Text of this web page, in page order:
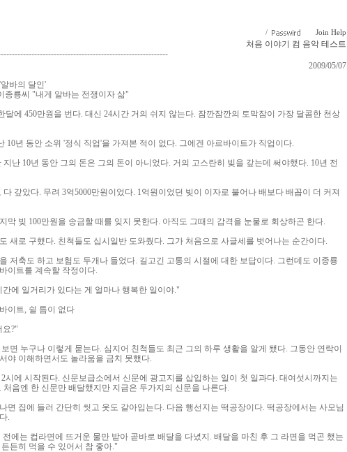
/ Join Help
처음 이야기 컴 음악 테스트
2009/05/07
바의 달인'
종룡씨 "내게 알바는 전쟁이자 삶"
달에 450만원을 번다. 대신 24시간 거의 쉬지 않는다. 잠깐잠깐의 토막잠이 가장 달콤한 천상
10년 동안 소위 '정식 직업'을 가져본 적이 없다. 그에겐 아르바이트가 직업이다.
지난 10년 동안 그의 돈은 그의 돈이 아니었다. 거의 고스란히 빚을 갚는데 써야했다. 10년 전
다 갚았다. 무려 3억5000만원이었다. 1억원이었던 빚이 이자로 불어나 배보다 배꼽이 더 커져
막 빚 100만원을 송금할 때를 잊지 못한다. 아직도 그때의 감격을 눈물로 회상하곤 한다.
새로 구했다. 친척들도 십시일반 도와줬다. 그가 처음으로 사글세를 벗어나는 순간이다.
저축도 하고 보험도 두개나 들었다. 길고긴 고통의 시절에 대한 보답이다. 그런데도 이종룡
이트를 계속할 작정이다.
에 일거리가 있다는 게 얼마나 행복한 일이야."
이트, 쉴 틈이 없다
요?"
면 누구나 이렇게 묻는다. 심지어 친척들도 최근 그의 하루 생활을 알게 됐다. 그동안 연락이
야 이해하면서도 놀라움을 금치 못했다.
시에 시작된다. 신문보급소에서 신문에 광고지를 삽입하는 일이 첫 일과다. 대여섯시까지는
처음엔 한 신문만 배달했지만 지금은 두가지의 신문을 나른다.
면 집에 들러 간단히 씻고 옷도 갈아입는다. 다음 행선지는 떡공장이다. 떡공장에서는 사모님
.
에는 컵라면에 뜨거운 물만 받아 곧바로 배달을 다녔지. 배달을 마친 후 그 라면을 먹곤 했는
든히 먹을 수 있어서 참 좋아."